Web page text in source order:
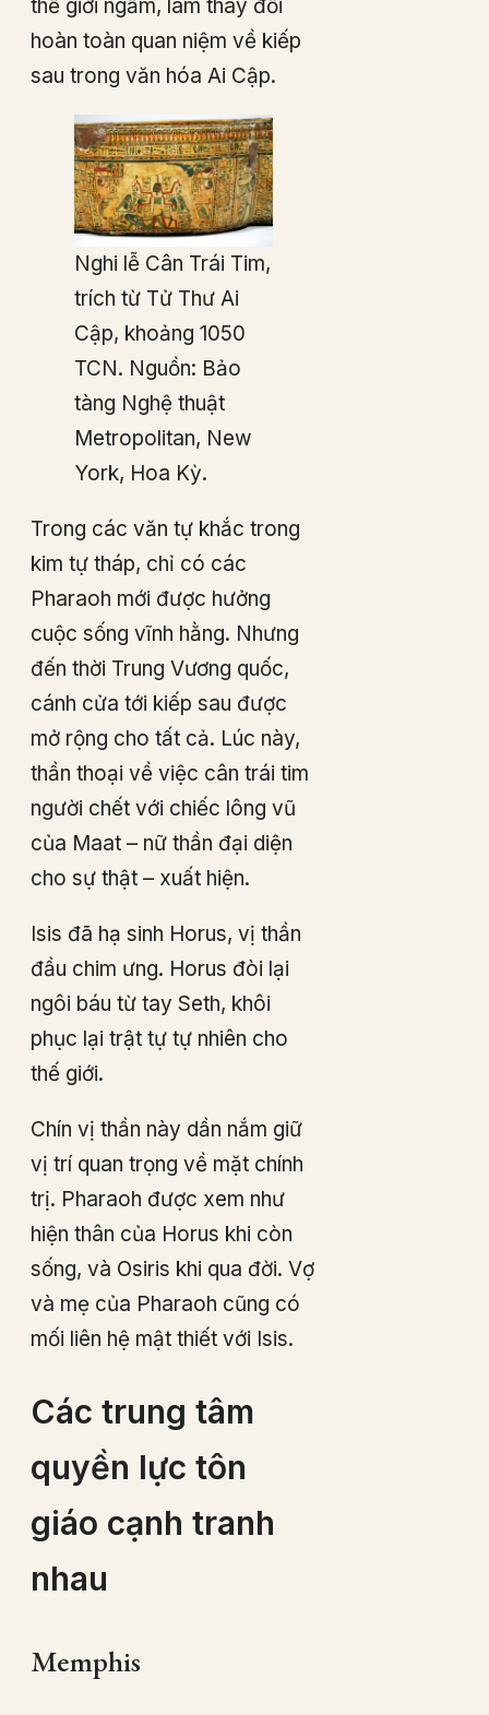
thế giới ngầm, làm thay đổi
hoàn toàn quan niệm về kiếp
sau trong văn hóa Ai Cập.
Nghi lễ Cân Trái Tim,
trích từ Tử Thư Ai
Cập, khoảng 1050
TCN. Nguồn: Bảo
tàng Nghệ thuật
Metropolitan, New
York, Hoa Kỳ.
Trong các văn tự khắc trong
kim tự tháp, chỉ có các
Pharaoh mới được hưởng
cuộc sống vĩnh hằng. Nhưng
đến thời Trung Vương quốc,
cánh cửa tới kiếp sau được
mở rộng cho tất cả. Lúc này,
thần thoại về việc cân trái tim
người chết với chiếc lông vũ
của Maat – nữ thần đại diện
cho sự thật – xuất hiện.
Isis đã hạ sinh Horus, vị thần
đầu chim ưng. Horus đòi lại
ngôi báu từ tay Seth, khôi
phục lại trật tự tự nhiên cho
thế giới.
Chín vị thần này dần nắm giữ
vị trí quan trọng về mặt chính
trị. Pharaoh được xem như
hiện thân của Horus khi còn
sống, và Osiris khi qua đời. Vợ
và mẹ của Pharaoh cũng có
mối liên hệ mật thiết với Isis.
Các trung tâm
quyền lực tôn
giáo cạnh tranh
nhau
Memphis